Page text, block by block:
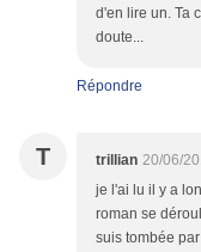
d'en lire un. Ta
doute...
Répondre
T trillian 20/06/
je l'ai lu il y a
roman se
suis tombée